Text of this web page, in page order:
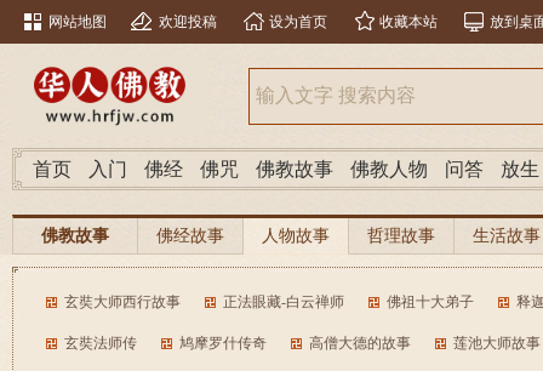
网站地图 欢迎投稿 设为首页 收藏本站 放到桌
首页 入门 佛经 佛咒 佛教故事 佛教人物 问答 放生
佛教故事 佛经故事 人物故事 哲理故事 生活故事
玄奘大师西行故事 正法眼藏-白云禅师 佛祖十大弟子 释
玄奘法师传 鸠摩罗什传奇 高僧大德的故事 莲池大师故事